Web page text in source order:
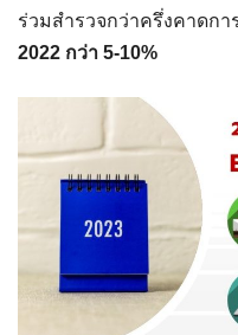
ร่วมสำรวจกว่าครึ่งคาดก
2022 กว่า 5-10%